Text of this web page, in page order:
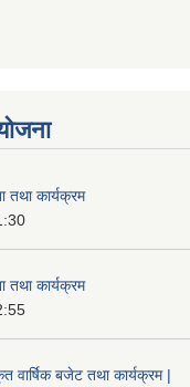
कार्यक्रम
कार्यक्रम
बजेट तथा कार्यक्रम |